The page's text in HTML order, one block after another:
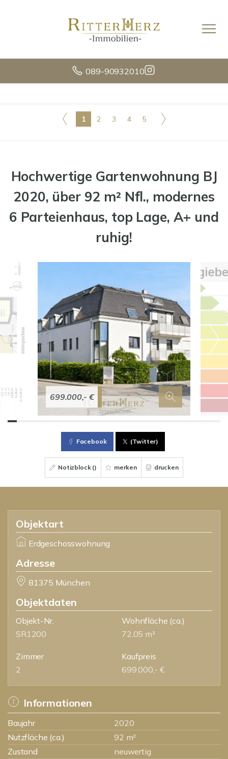
089-90932010
1 2 3 4 5
Hochwertige Gartenwohnung BJ
2020, über 92 m² Nfl., modernes
6 Parteienhaus, top Lage, A+ und
ruhig!
699.000,- €
Facebook (Twitter)
Notizblock () merken drucken
Objektart
Erdgeschosswohnung
Adresse
81375 München
Objektdaten
Objekt-Nr.
SR1200
Wohnfläche (ca.)
72,05 m²
Zimmer
2
Kaufpreis
699.000,- €
Informationen
Baujahr
2020
Nutzfläche (ca.)
92 m²
Zustand
neuwertig